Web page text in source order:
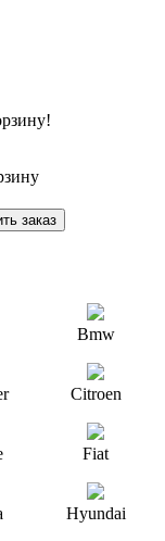
заказ
Bmw
Citroen
Fiat
Hyundai